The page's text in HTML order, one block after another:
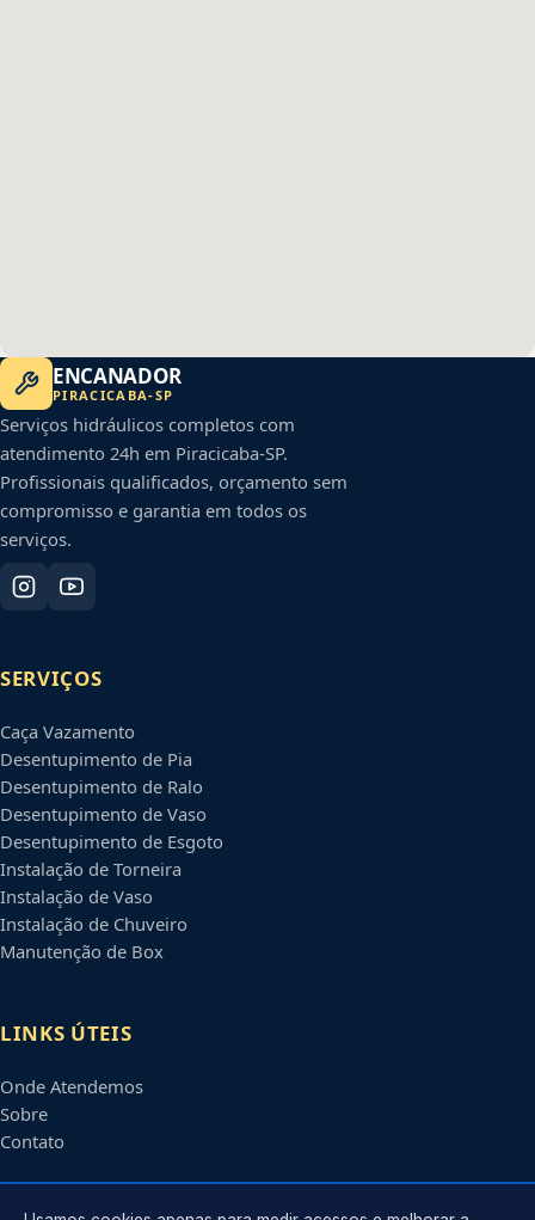
ENCANADOR
PIRACICABA-SP
Serviços hidráulicos completos com
atendimento 24h em Piracicaba-SP.
Profissionais qualificados, orçamento sem
compromisso e garantia em todos os
serviços.
SERVIÇOS
Caça Vazamento
Desentupimento de Pia
Desentupimento de Ralo
Desentupimento de Vaso
Desentupimento de Esgoto
Instalação de Torneira
Instalação de Vaso
Instalação de Chuveiro
Manutenção de Box
LINKS ÚTEIS
Onde Atendemos
Sobre
Contato